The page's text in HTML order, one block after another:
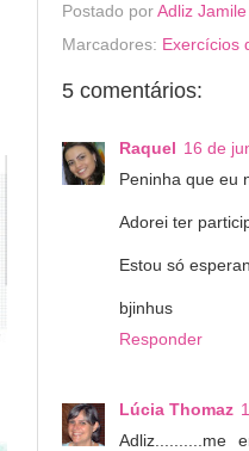
Postado por Adliz Jamile
Marcadores: Exercícios
5 comentários:
Raquel
16 de
Peninha que eu
Adorei ter
Estou só
bjinhus
Responder
Lúcia Thomaz
Adliz..........me